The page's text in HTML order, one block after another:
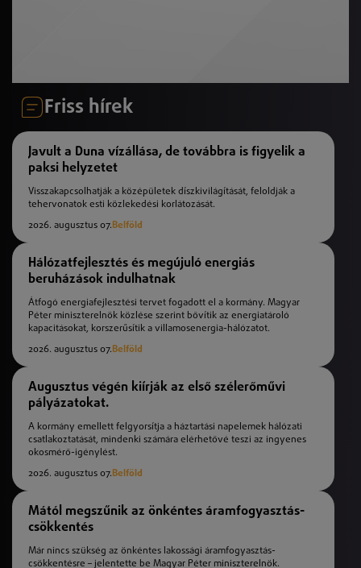
Friss hírek
Javult a Duna vízállása, de továbbra is figyelik a
paksi helyzetet
Visszakapcsolhatják a középületek díszkivilágítását, feloldják a
tehervonatok esti közlekedési korlátozását.
2026. augusztus 07.Belföld
Hálózatfejlesztés és megújuló energiás
beruházások indulhatnak
Átfogó energiafejlesztési tervet fogadott el a kormány. Magyar
Péter miniszterelnök közlése szerint bővítik az energiatároló
kapacitásokat, korszerűsítik a villamosenergia-hálózatot.
2026. augusztus 07.Belföld
Augusztus végén kiírják az első szélerőművi
pályázatokat.
A kormány emellett felgyorsítja a háztartási napelemek hálózati
csatlakoztatását, mindenki számára elérhetővé teszi az ingyenes
okosmérő-igénylést.
2026. augusztus 07.Belföld
Mától megszűnik az önkéntes áramfogyasztás-
csökkentés
Már nincs szükség az önkéntes lakossági áramfogyasztás-
csökkentésre – jelentette be Magyar Péter miniszterelnök.